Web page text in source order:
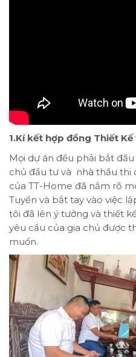
1.Kí kết hợp đồng Thiết
Mọi dự án đều phải bắt
chủ đầu tư và nhà thầu thi
của TT-Home đã nắm rõ
Tuyển và bắt tay vào việc
tôi đã lên ý tưởng và thiết
yêu cầu của gia chủ được
muốn.